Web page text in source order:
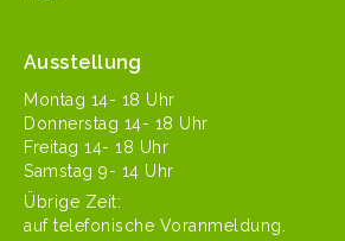
Ausstellung
Mon­tag 14- 18 Uhr
Don­ner­stag 14- 18 Uhr
Fre­itag 14- 18 Uhr
Sam­stag 9- 14 Uhr
Übrige Zeit:
auf tele­fonis­che Voranmeldung.